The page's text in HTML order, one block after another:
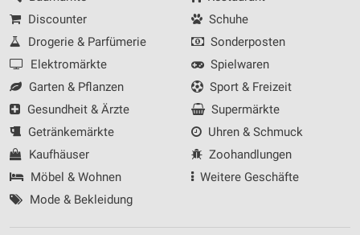
Discounter
Drogerie & Parfümerie
Elektromärkte
Garten & Pflanzen
Gesundheit & Ärzte
Getränkemärkte
Kaufhäuser
Möbel & Wohnen
Mode & Bekleidung
Schuhe
Sonderposten
Spielwaren
Sport & Freizeit
Supermärkte
Uhren & Schmuck
Zoohandlungen
Weitere Geschäfte